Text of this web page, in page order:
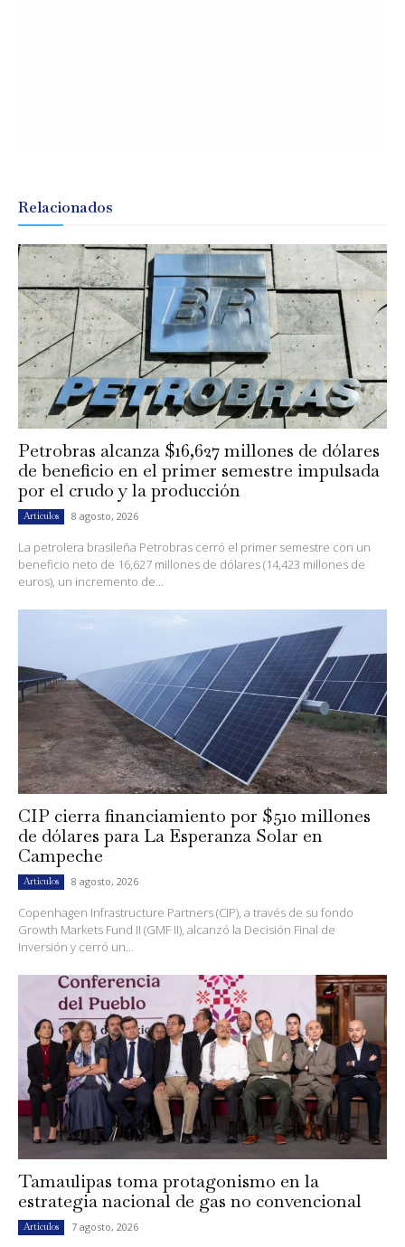
Relacionados
Petrobras alcanza $16,627 millones de dólares
de beneficio en el primer semestre impulsada
por el crudo y la producción
Artículos 8 agosto, 2026
La petrolera brasileña Petrobras cerró el primer semestre con un
beneficio neto de 16,627 millones de dólares (14,423 millones de
euros), un incremento de...
CIP cierra financiamiento por $510 millones
de dólares para La Esperanza Solar en
Campeche
Artículos 8 agosto, 2026
Copenhagen Infrastructure Partners (CIP), a través de su fondo
Growth Markets Fund II (GMF II), alcanzó la Decisión Final de
Inversión y cerró un...
Tamaulipas toma protagonismo en la
estrategia nacional de gas no convencional
Artículos 7 agosto, 2026